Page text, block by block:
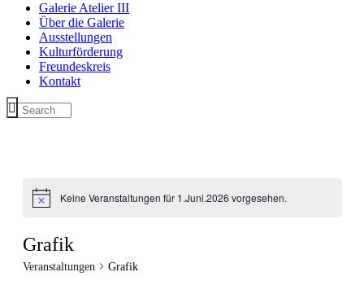
Galerie Atelier III
Über die Galerie
Ausstellungen
Kulturförderung
Freundeskreis
Kontakt
Keine Veranstaltungen für 1.Juni.2026 vorgesehen.
Grafik
Veranstaltungen Grafik